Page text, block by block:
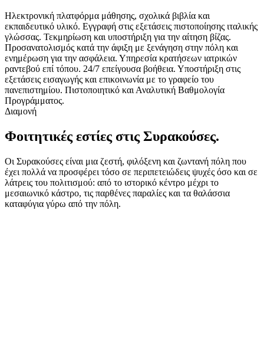
Ηλεκτρονική πλατφόρμα μάθησης, σχολικά βιβλία και
εκπαιδευτικό υλικό. Εγγραφή στις εξετάσεις πιστοποίησης ιταλικής
γλώσσας. Τεκμηρίωση και υποστήριξη για την αίτηση βίζας.
Προσανατολισμός κατά την άφιξη με ξενάγηση στην πόλη και
ενημέρωση για την ασφάλεια. Υπηρεσία κρατήσεων ιατρικών
ραντεβού επί τόπου. 24/7 επείγουσα βοήθεια. Υποστήριξη στις
εξετάσεις εισαγωγής και επικοινωνία με το γραφείο του
πανεπιστημίου. Πιστοποιητικό και Αναλυτική Βαθμολογία
Προγράμματος.
Διαμονή
Φοιτητικές εστίες στις Συρακούσες.
Οι Συρακούσες είναι μια ζεστή, φιλόξενη και ζωντανή πόλη που
έχει πολλά να προσφέρει τόσο σε περιπετειώδεις ψυχές όσο και σε
λάτρεις του πολιτισμού: από το ιστορικό κέντρο μέχρι το
μεσαιωνικό κάστρο, τις παρθένες παραλίες και τα θαλάσσια
καταφύγια γύρω από την πόλη.